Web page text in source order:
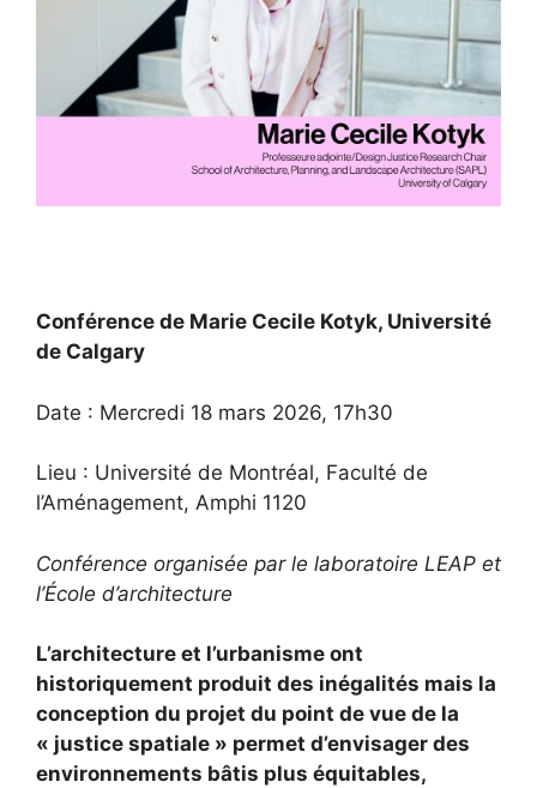
Conférence de Marie Cecile Kotyk, Université
de Calgary
Date : Mercredi 18 mars 2026, 17h30
Lieu : Université de Montréal, Faculté de
l’Aménagement, Amphi 1120
Conférence organisée par le laboratoire LEAP et
l’École d’architecture
L’architecture et l’urbanisme ont
historiquement produit des inégalités mais la
conception du projet du point de vue de la
« justice spatiale » permet d’envisager des
environnements bâtis plus équitables,